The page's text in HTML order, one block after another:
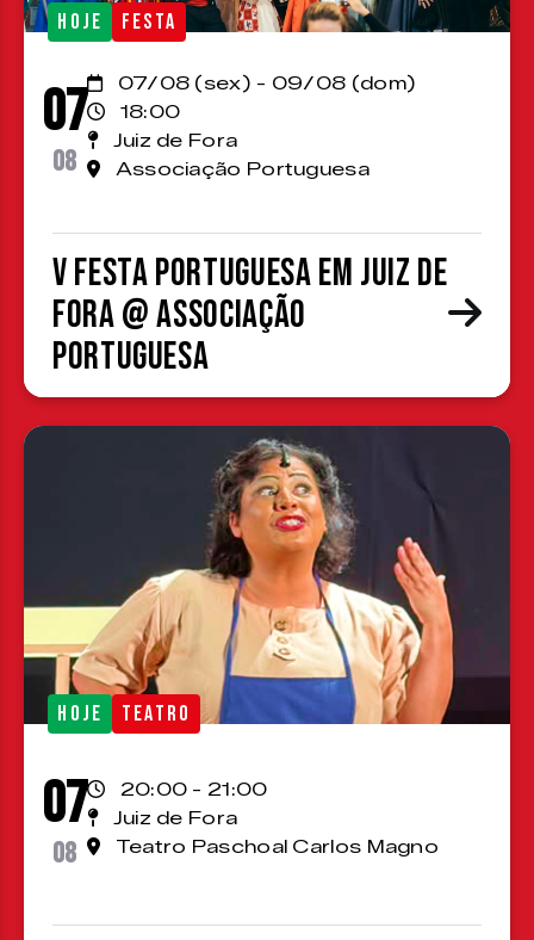
HOJE FESTA
07
08
07/08 (sex) - 09/08 (dom)
18:00
Juiz de Fora
Associação Portuguesa
V Festa Portuguesa em Juiz de
Fora @ Associação
Portuguesa
HOJE TEATRO
07
08
20:00 - 21:00
Juiz de Fora
Teatro Paschoal Carlos Magno